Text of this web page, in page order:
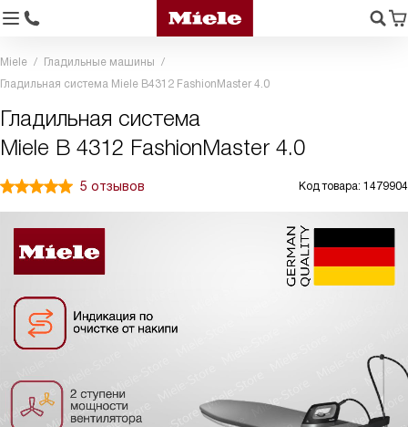
Miele
Гладильные машины
Гладильная система Miele B4312 FashionMaster 4.0
Гладильная система
Miele B 4312 FashionMaster 4.0
5 отзывов Код товара: 1479904